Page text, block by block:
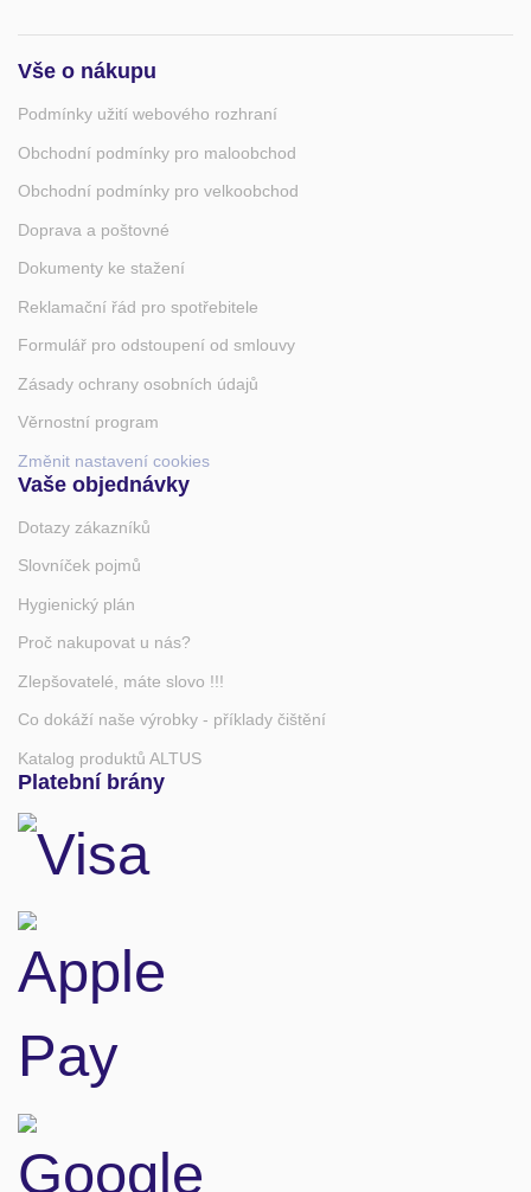
Vše o nákupu
Podmínky užití webového rozhraní
Obchodní podmínky pro maloobchod
Obchodní podmínky pro velkoobchod
Doprava a poštovné
Dokumenty ke stažení
Reklamační řád pro spotřebitele
Formulář pro odstoupení od smlouvy
Zásady ochrany osobních údajů
Věrnostní program
Změnit nastavení cookies
Vaše objednávky
Dotazy zákazníků
Slovníček pojmů
Hygienický plán
Proč nakupovat u nás?
Zlepšovatelé, máte slovo !!!
Co dokáží naše výrobky - příklady čištění
Katalog produktů ALTUS
Platební brány